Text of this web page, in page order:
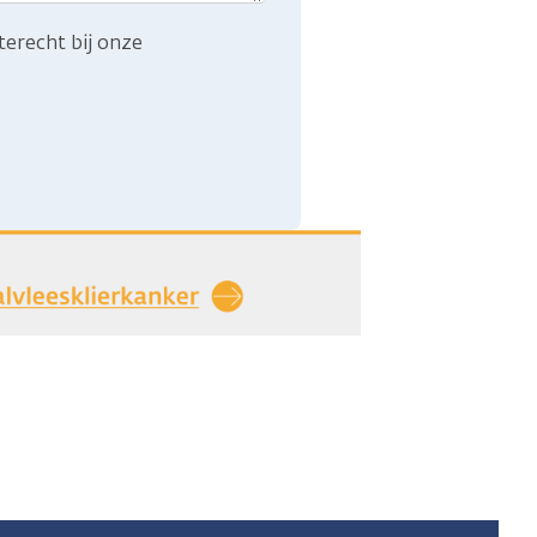
bij onze